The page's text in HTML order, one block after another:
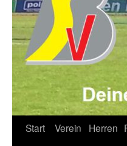
Start Verein Herren